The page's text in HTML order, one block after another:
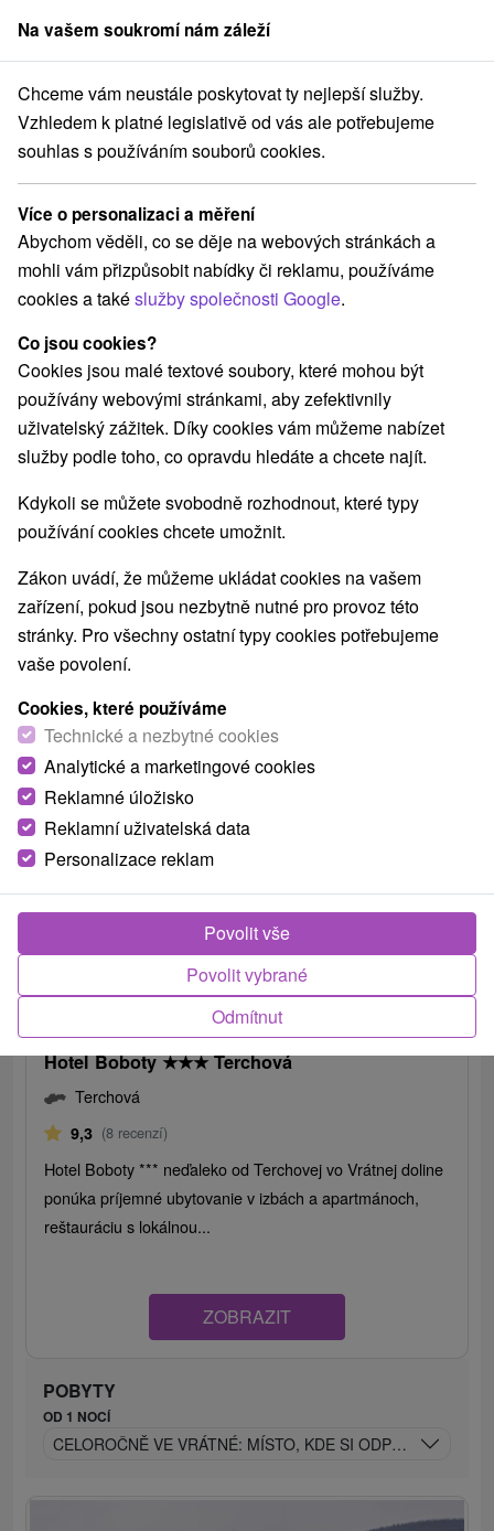
člen skupinySorger
Hotely na Slovensku Horné Považie
Hotely Horné Považie
Kategorie
Všechny kategorie
Hotely na Slovensku (14)
Hotely s bazénem(3) Wellness hotely na Slovensku
Hotely na Slovensku pro rodiny s dětmi
Hotely s termálním bazénem(3)
Vyberte lokalitu nebo termín
Obce a města
Terchová(4) Rajecké Teplice(4)
VŠECHNY TOP - NEJPRODÁVANĚJŠÍ NEJLEVNĚJŠÍ
od1 104,43Kč
Hotel Boboty★★★Terchová
Terchová
9,3 (8 recenzí)
Hotel Boboty *** neďaleko od Terchovej vo Vrátnej doline
ponúka príjemné ubytovanie v izbách a apartmánoch,
reštauráciu s lokálnou...
ZOBRAZIT
POBYTY
OD 1 NOCÍ
CELOROČNĚ VE VRÁTNÉ: MÍSTO, KDE SI ODPOČINETE
Na vašem soukromí nám záleží
Chceme vám neustále poskytovat ty nejlepší služby.
Vzhledem k platné legislativě od vás ale potřebujeme
souhlas s používáním souborů cookies.
Více o personalizaci a měření
Abychom věděli, co se děje na webových stránkách a
mohli vám přizpůsobit nabídky či reklamu, používáme
cookies a takéslužby společnosti Google.
Co jsou cookies?
Cookies jsou malé textové soubory, které mohou být
používány webovými stránkami, aby zefektivnily
uživatelský zážitek. Díky cookies vám můžeme nabízet
služby podle toho, co opravdu hledáte a chcete najít.
Kdykoli se můžete svobodně rozhodnout, které typy
používání cookies chcete umožnit.
Zákon uvádí, že můžeme ukládat cookies na vašem
zařízení, pokud jsou nezbytně nutné pro provoz této
stránky. Pro všechny ostatní typy cookies potřebujeme
vaše povolení.
Cookies, které používáme
Technické a nezbytné cookies
Analytické a marketingové cookies
Reklamné úložisko
Reklamní uživatelská data
Personalizace reklam
Odmítnut
Povolit vybrané
Povolit vše